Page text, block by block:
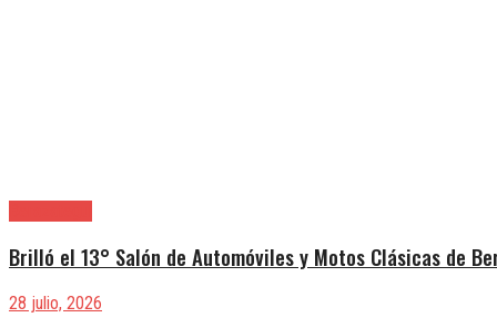
Brilló el 13° Salón de Automóviles y Motos Clásicas de
28 julio, 2026